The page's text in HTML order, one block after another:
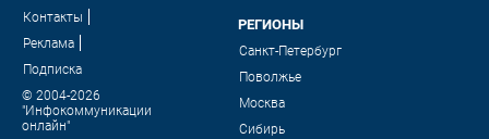
Контакты
Реклама
Подписка
© 2004-2026
"Инфокоммуникации
онлайн"
РЕГИОНЫ
Санкт-Петербург
Поволжье
Москва
Сибирь